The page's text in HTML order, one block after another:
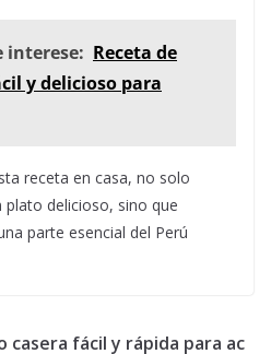
interese: Receta de
y delicioso para
receta en casa, no solo
delicioso, sino que
parte esencial del Perú
casera fácil y rápida para ac